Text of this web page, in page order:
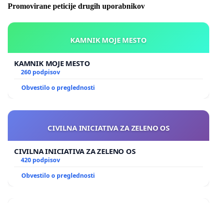
Promovirane peticije drugih uporabnikov
KAMNIK MOJE MESTO
KAMNIK MOJE MESTO
260 podpisov
Obvestilo o preglednosti
CIVILNA INICIATIVA ZA ZELENO OS
CIVILNA INICIATIVA ZA ZELENO OS
420 podpisov
Obvestilo o preglednosti